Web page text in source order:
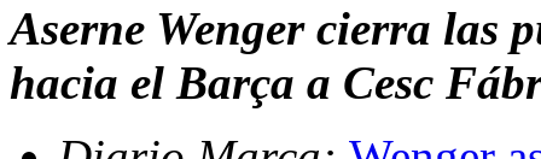
Aserne Wenger cierra las
hacia el Barça a Cesc